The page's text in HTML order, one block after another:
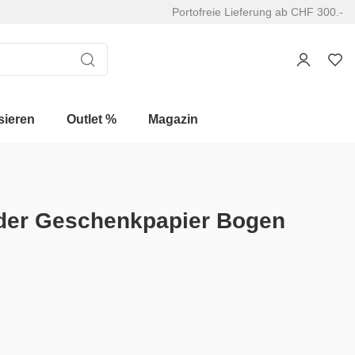
Portofreie Lieferung ab CHF 300.-
Outlet % Magazin
Geschenkpapier Bogen